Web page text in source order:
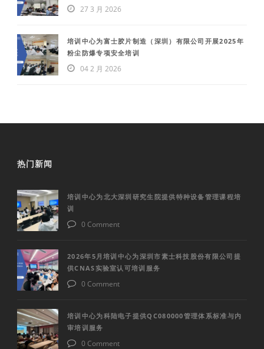
27 3 月 2026
培训中心为富士胶片制造（深圳）有限公司开展2025年
粉尘防爆专项安全培训
04 2 月 2026
热门新闻
培训中心为北大深圳研究生院提供特种设备管理课程培
训
0 Comment
2026年5月培训中心为深圳市素士科技股份有限公司提
供CNAS实验室认可培训服务
0 Comment
培训中心为科陆电子提供QC080000管理体系标准与内
审培训服务
0 Comment